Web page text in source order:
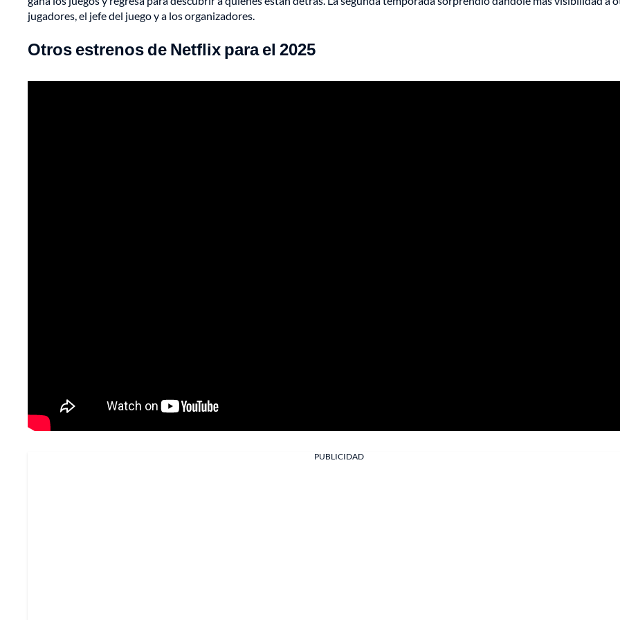
jugadores, el jefe del juego y a los organizadores.
Otros estrenos de Netflix para el 2025
PUBLICIDAD